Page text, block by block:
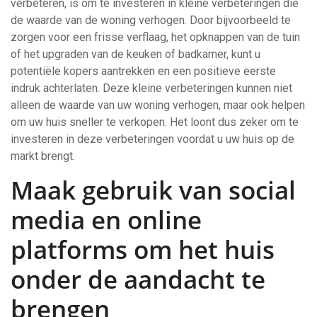
verbeteren, is om te investeren in kleine verbeteringen die
de waarde van de woning verhogen. Door bijvoorbeeld te
zorgen voor een frisse verflaag, het opknappen van de tuin
of het upgraden van de keuken of badkamer, kunt u
potentiële kopers aantrekken en een positieve eerste
indruk achterlaten. Deze kleine verbeteringen kunnen niet
alleen de waarde van uw woning verhogen, maar ook helpen
om uw huis sneller te verkopen. Het loont dus zeker om te
investeren in deze verbeteringen voordat u uw huis op de
markt brengt.
Maak gebruik van social
media en online
platforms om het huis
onder de aandacht te
brengen